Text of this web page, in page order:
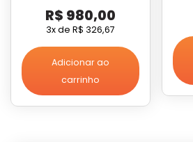
R$ 980,00
3x de R$ 326,67
Adicionar ao
carrinho